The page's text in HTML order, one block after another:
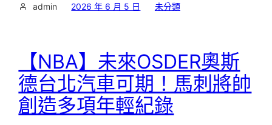
admin 2026 年 6 月 5 日 未分類
【NBA】未來OSDER奧斯
德台北汽車可期！馬刺將帥
創造多項年輕紀錄